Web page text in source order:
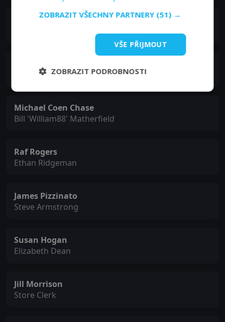
Colleen Wheeler
Norman 'Surfer4lyfe' Bailey
Michael Coen Chase
Bill 'William88' Matherfield
Raf Rogers
Ethan Ridgeman
James Pizzinato
Steve Armstrong
Susan Hogan
Elizabeth Dean
Jill Morrison
Store Clerk
ZOBRAZIT VŠECHNY PARTNERY (51) →
VŠE PŘIJMOUT
ZOBRAZIT PODROBNOSTI